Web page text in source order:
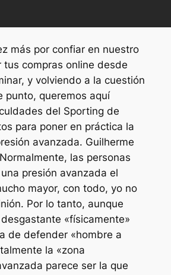
más por confiar en nuestro
tus compras online desde
y volviendo a la cuestión
punto, queremos aquí
del Sporting de
para poner en práctica la
avanzada. Guilherme
las personas
presión avanzada el
mayor, con todo, yo no
Por lo tanto, aunque
«físicamente»
de defender «hombre a
la «zona
parece ser la que